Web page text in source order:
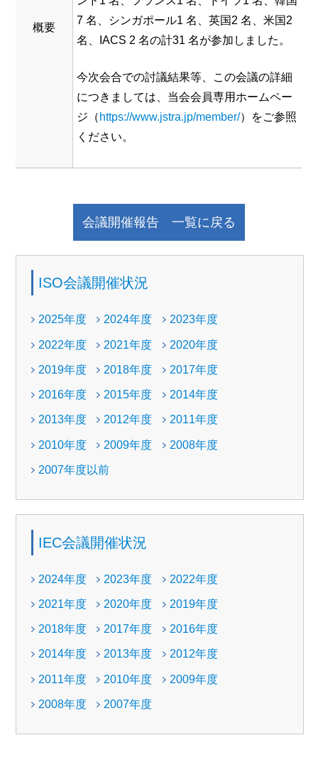
概要
7 名、シンガポール1 名、英国2 名、米国2
名、IACS 2 名の計31 名が参加しました。
今次会合での討議結果等、この会議の詳細
につきましては、当会会員専用ホームペー
ジ（ https://www.jstra.jp/member/）をご参照
ください。
会議開催報告 一覧に戻る
ISO会議開催状況
2025年度 2024年度 2023年度
2022年度 2021年度 2020年度
2019年度 2018年度 2017年度
2016年度 2015年度 2014年度
2013年度 2012年度 2011年度
2010年度 2009年度 2008年度
2007年度以前
IEC会議開催状況
2024年度 2023年度 2022年度
2021年度 2020年度 2019年度
2018年度 2017年度 2016年度
2014年度 2013年度 2012年度
2011年度 2010年度 2009年度
2008年度 2007年度